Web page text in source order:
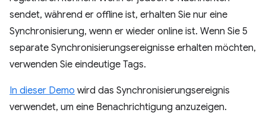
sendet, während er offline ist, erhalten Sie nur eine
Synchronisierung, wenn er wieder online ist. Wenn Sie 5
separate Synchronisierungsereignisse erhalten möchten,
verwenden Sie eindeutige Tags.
In dieser Demo wird das Synchronisierungsereignis
verwendet, um eine Benachrichtigung anzuzeigen.